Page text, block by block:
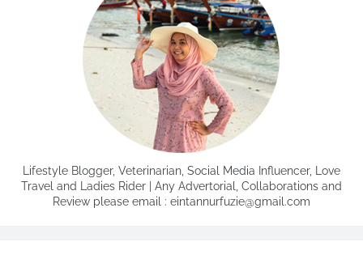
Lifestyle Blogger, Veterinarian, Social Media Influencer, Love
Travel and Ladies Rider | Any Advertorial, Collaborations and
Review please email : eintannurfuzie@gmail.com